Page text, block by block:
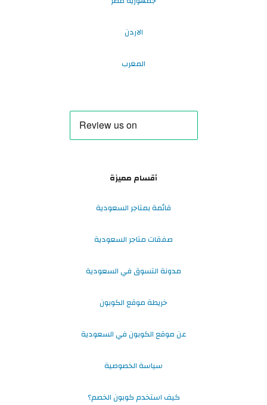
الاردن
المغرب
أقسام مميزة
قائمة بمتاجر السعودية
صفقات متاجر السعودية
مدونة التسوق في السعودية
خريطة موقع الكوبون
عن موقع الكوبون في السعودية
سياسة الخصوصية
كيف استخدم كوبون الخصم؟